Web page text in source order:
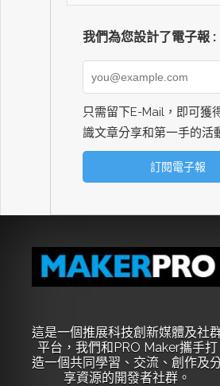
我們為您設計了電子報 :
只需留下E-Mail，即可獲
識文章分享和第一手的活
這是一個推展科技創新媒體及社
平台，我們和PRO Maker攜手打
造一個共同學習、交流、創作及
享資源的開發者社群。